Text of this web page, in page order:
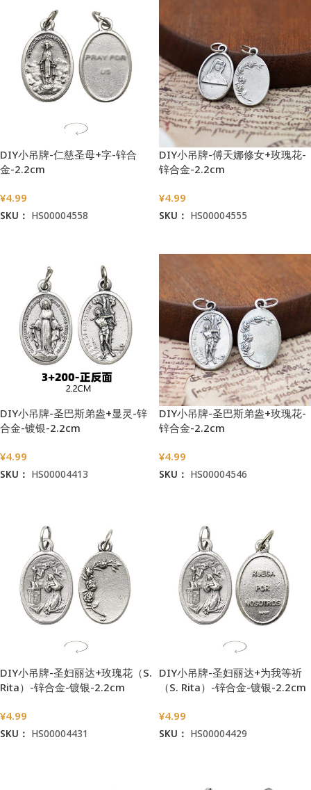
DIY小吊牌-仁慈圣母+字-锌合
金-2.2cm
¥4.99
SKU： HS00004558
DIY小吊牌-傅天娜修女+玫瑰花-
锌合金-2.2cm
¥4.99
SKU： HS00004555
DIY小吊牌-圣巴斯弟盎+显灵-锌
合金-镀银-2.2cm
¥4.99
SKU： HS00004413
DIY小吊牌-圣巴斯弟盎+玫瑰花-
锌合金-2.2cm
¥4.99
SKU： HS00004546
DIY小吊牌-圣妇丽达+玫瑰花（S.
Rita）-锌合金-镀银-2.2cm
¥4.99
SKU： HS00004431
DIY小吊牌-圣妇丽达+为我等祈
（S. Rita）-锌合金-镀银-2.2cm
¥4.99
SKU： HS00004429